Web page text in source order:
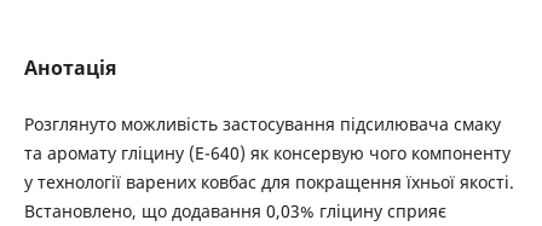
Анотація
Розглянуто можливість застосування підсилювача смаку
та аромату гліцину (Е-640) як консервую чого компоненту
у технології варених ковбас для покращення їхньої якості.
Встановлено, що додавання 0,03% гліцину сприяє